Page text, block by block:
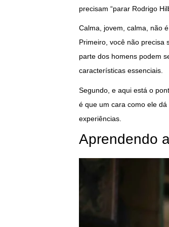
precisam “parar Rodrigo
Calma, jovem, calma, não
Primeiro, você não precisa
parte dos homens podem
características essenciais.
Segundo, e aqui está o
é que um cara como ele
experiências.
Aprendendo